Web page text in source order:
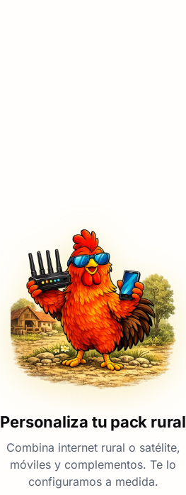
Personaliza tu pack rural
Combina internet rural o satélite,
móviles y complementos. Te lo
configuramos a medida.